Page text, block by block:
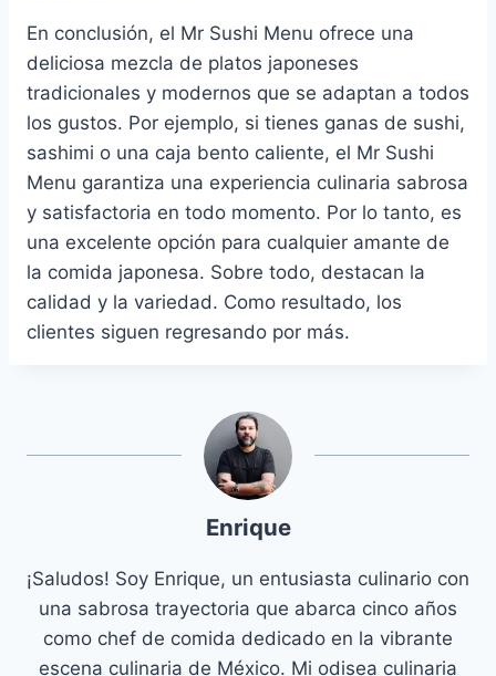
En conclusión, el Mr Sushi Menu ofrece una
deliciosa mezcla de platos japoneses
tradicionales y modernos que se adaptan a todos
los gustos. Por ejemplo, si tienes ganas de sushi,
sashimi o una caja bento caliente, el Mr Sushi
Menu garantiza una experiencia culinaria sabrosa
y satisfactoria en todo momento. Por lo tanto, es
una excelente opción para cualquier amante de
la comida japonesa. Sobre todo, destacan la
calidad y la variedad. Como resultado, los
clientes siguen regresando por más.
Enrique
¡Saludos! Soy Enrique, un entusiasta culinario con
una sabrosa trayectoria que abarca cinco años
como chef de comida dedicado en la vibrante
escena culinaria de México. Mi odisea culinaria